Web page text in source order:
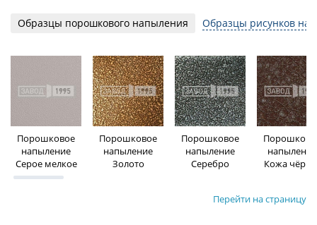
Образцы порошкового напыления Образцы рисунков на
Порошковое
напыление
Серое мелкое
Порошковое
напыление
Золото
Порошковое
напыление
Серебро
напыление
Кожа
Перейти на страницу